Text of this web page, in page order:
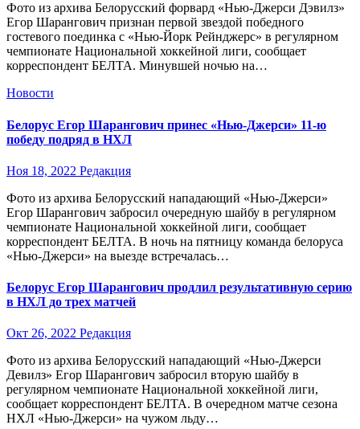
Фото из архива Белорусский форвард «Нью-Джерси Дэвилз»
Егор Шарангович признан первой звездой победного
гостевого поединка с «Нью-Йорк Рейнджерс» в регулярном
чемпионате Национальной хоккейной лиги, сообщает
корреспондент БЕЛТА. Минувшей ночью на…
Новости
Белорус Егор Шарангович принес «Нью-Джерси» 11-ю
победу подряд в НХЛ
Ноя 18, 2022 Редакция
Фото из архива Белорусский нападающий «Нью-Джерси»
Егор Шарангович забросил очередную шайбу в регулярном
чемпионате Национальной хоккейной лиги, сообщает
корреспондент БЕЛТА. В ночь на пятницу команда белоруса
«Нью-Джерси» на выезде встречалась…
Белорус Егор Шарангович продлил результативную серию
в НХЛ до трех матчей
Окт 26, 2022 Редакция
Фото из архива Белорусский нападающий «Нью-Джерси
Девилз» Егор Шарангович забросил вторую шайбу в
регулярном чемпионате Национальной хоккейной лиги,
сообщает корреспондент БЕЛТА. В очередном матче сезона
НХЛ «Нью-Джерси» на чужом льду…